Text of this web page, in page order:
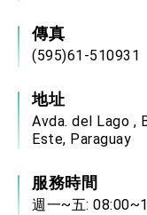
傳真
(595)61-510931
地址
Avda. del Lago ,
Este, Paraguay
服務時間
週一~五: